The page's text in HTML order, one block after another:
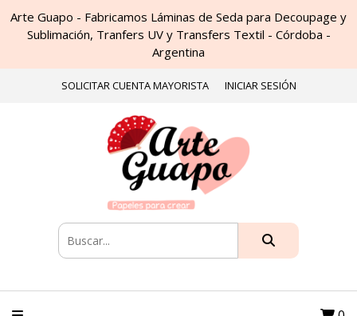
Arte Guapo - Fabricamos Láminas de Seda para Decoupage y
Sublimación, Tranfers UV y Transfers Textil - Córdoba -
Argentina
SOLICITAR CUENTA MAYORISTA INICIAR SESIÓN